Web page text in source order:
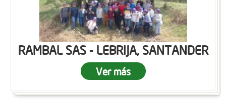
RAMBAL SAS - LEBRIJA, SANTANDER
Ver más